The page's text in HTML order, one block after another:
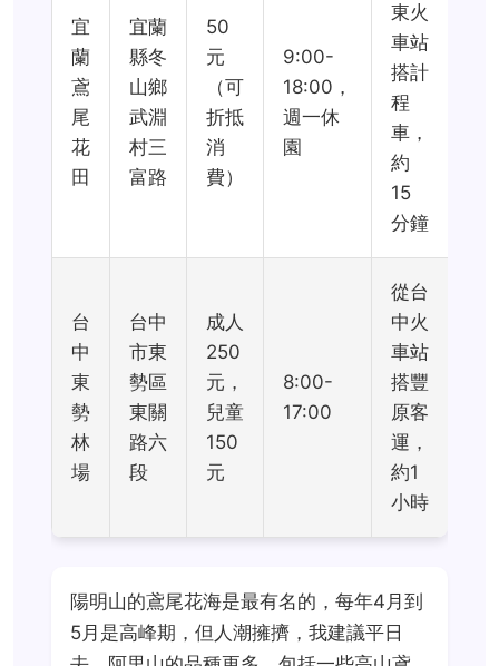
宜
蘭
鳶
尾
花
田
宜蘭
縣冬
山鄉
武淵
村三
富路
50
元
（可
折抵
消
費）
9:00-
18:00，
週一休
園
東火
車站
搭計
程
車，
約
15
分鐘
台
中
東
勢
林
場
台中
市東
勢區
東關
路六
段
成人
250
元，
兒童
150
元
8:00-
17:00
從台
中火
車站
搭豐
原客
運，
約1
小時
陽明山的鳶尾花海是最有名的，每年4月到
5月是高峰期，但人潮擁擠，我建議平日